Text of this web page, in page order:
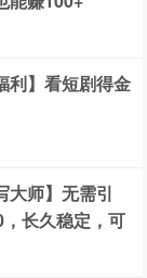
利】看短剧得金
大师】无需引
长久稳定，可